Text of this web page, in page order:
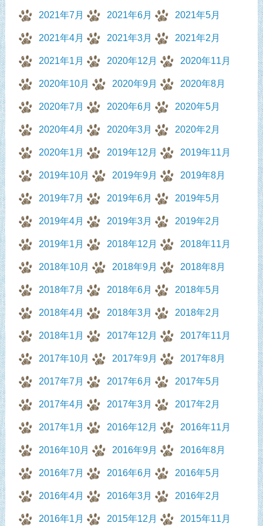
2021年7月 2021年6月 2021年5月
2021年4月 2021年3月 2021年2月
2021年1月 2020年12月 2020年11月
2020年10月 2020年9月 2020年8月
2020年7月 2020年6月 2020年5月
2020年4月 2020年3月 2020年2月
2020年1月 2019年12月 2019年11月
2019年10月 2019年9月 2019年8月
2019年7月 2019年6月 2019年5月
2019年4月 2019年3月 2019年2月
2019年1月 2018年12月 2018年11月
2018年10月 2018年9月 2018年8月
2018年7月 2018年6月 2018年5月
2018年4月 2018年3月 2018年2月
2018年1月 2017年12月 2017年11月
2017年10月 2017年9月 2017年8月
2017年7月 2017年6月 2017年5月
2017年4月 2017年3月 2017年2月
2017年1月 2016年12月 2016年11月
2016年10月 2016年9月 2016年8月
2016年7月 2016年6月 2016年5月
2016年4月 2016年3月 2016年2月
2016年1月 2015年12月 2015年11月